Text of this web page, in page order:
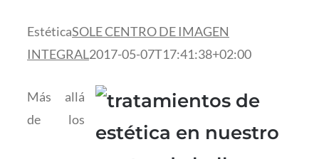
EstéticaSOLE CENTRO DE IMAGEN
INTEGRAL2017-05-07T17:41:38+02:00
Más allá
de los